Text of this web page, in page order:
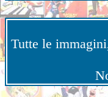
Tutte le